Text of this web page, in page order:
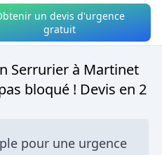
un devis d'urgence
gratuit
Serrurier à Martinet
bloqué ! Devis en 2
pour une urgence